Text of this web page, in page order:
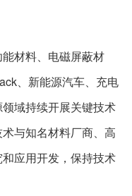
材料、电磁屏蔽材
、新能源汽车、充电
域持续开展关键技术
与知名材料厂商、高
应用开发，保持技术